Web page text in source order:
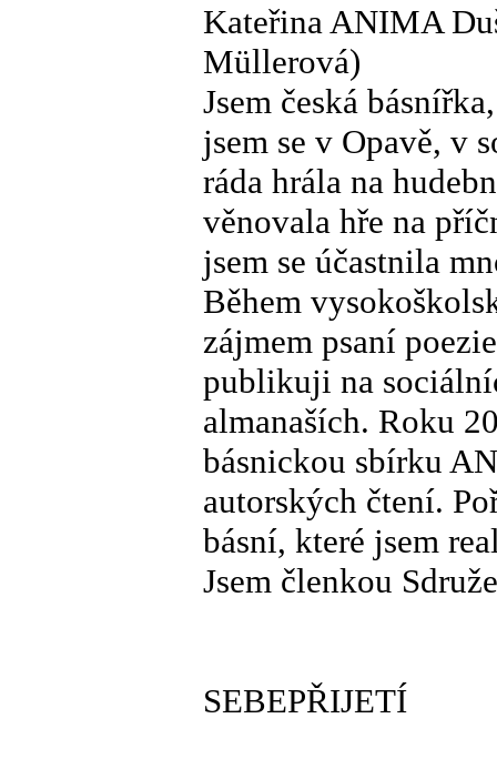
Kateřina ANIMA
Müllerová)
Jsem česká
jsem se v Opavě, v
ráda hrála na
věnovala hře na
jsem se účastnila
Během
zájmem psaní
publikuji na
almanaších. Roku
básnickou sbírku
autorských čtení.
básní, které jsem
Jsem členkou
SEBEPŘIJETÍ